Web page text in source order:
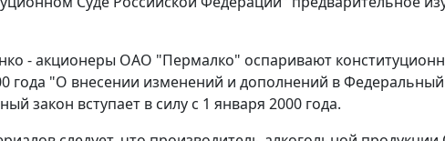
- акционеры ОАО "Пермалко" оспаривают
года "О внесении изменений и дополнений в
закон вступает в силу с 1 января 2000 года.